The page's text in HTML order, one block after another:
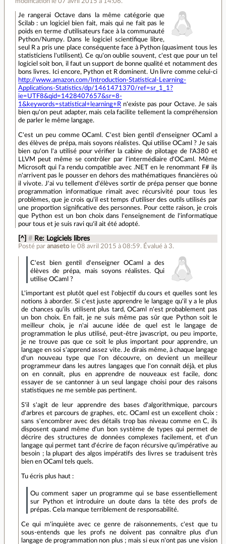
Je rangerai Octave dans la même catégorie que
Scilab : un logiciel bien fait, mais qui ne fait pas le
poids en terme d'utilisateurs face à la communauté
Python/Numpy. Dans le logiciel scientifique libre,
seul R a pris une place conséquente face à Python (quasiment tous les
statisticiens l'utilisent). Ce qu'on oublie souvent, c'est que pour un tel
logiciel soit bon, il faut un support de bonne qualité et notamment des
bons livres. Ici encore, Python et R dominent. Un livre comme celui-ci
http://www.amazon.com/Introduction-Statistical-Learning-
Applications-Statistics/dp/1461471370/ref=sr_1_1?
ie=UTF8&qid=1428407657&sr=8-
1&keywords=statistical+learning+Rn'existe pas pour Octave. Je sais
bien qu'on peut adapter, mais cela facilite tellement la compréhension
de parler le même langage.
C'est un peu comme OCaml. C'est bien gentil d'enseigner OCaml a
des élèves de prépa, mais soyons réalistes. Qui utilise OCaml ? Je sais
bien qu'on l'a utilisé pour vérifier la cabine de pilotage de l'A380 et
LLVM peut même se contrôler par l'intermédiaire d'OCaml. Même
Microsoft qui l'a rendu compatible avec .NET en le renommant F# ils
n'arrivent pas le pousser en dehors des mathématiques financières où
il vivote. J'ai vu tellement d'élèves sortir de prépa penser que bonne
programmation informatique rimait avec récursivité pour tous les
problèmes, que je crois qu'il est temps d'utiliser des outils utilisés par
une proportion significative des personnes. Pour cette raison, je crois
que Python est un bon choix dans l'enseignement de l'informatique
pour tous et je suis ravi qu'il ait été adopté.
[^] # Re: Logiciels libres
Posté paranaseto le 08 avril 2015 à 08:59. Évalué à 3.
C'est bien gentil d'enseigner OCaml a des
élèves de prépa, mais soyons réalistes. Qui
utilise OCaml ?
L'important est plutôt quel est l'objectif du cours et quelles sont les
notions à aborder. Si c'est juste apprendre le langage qu'il y a le plus
de chances qu'ils utilisent plus tard, OCaml n'est probablement pas
un bon choix. En fait, je ne suis même pas sûr que Python soit le
meilleur choix, je n'ai aucune idée de quel est le langage de
programmation le plus utilisé, peut-être javascript, ou peu importe,
je ne trouve pas que ce soit le plus important pour apprendre, un
langage en soi s'apprend assez vite. Je dirais même, à chaque langage
d'un nouveau type que l'on découvre, on devient un meilleur
programmeur dans les autres langages que l'on connaît déjà, et plus
on en connaît, plus en apprendre de nouveaux est facile, donc
essayer de se cantonner à un seul langage choisi pour des raisons
statistiques ne me semble pas pertinent.
S'il s'agit de leur apprendre des bases d'algorithmique, parcours
d'arbres et parcours de graphes, etc. OCaml est un excellent choix :
sans s'encombrer avec des détails trop bas niveau comme en C, ils
disposent quand même d'un bon système de types qui permet de
décrire des structures de données complexes facilement, et d'un
langage qui permet tant d'écrire de façon récursive qu'impérative au
besoin ; la plupart des algos impératifs des livres se traduisent très
bien en OCaml tels quels.
Tu écris plus haut :
Ou comment saper un programme qui se base essentiellement
sur Python et introduire un doute dans la tête des profs de
prépas. Cela manque terriblement de responsabilité.
Ce qui m'inquiète avec ce genre de raisonnements, c'est que tu
sous-entends que les profs ne doivent pas connaître plus d'un
langage de programmation non plus ; mais si eux n'ont pas une vision